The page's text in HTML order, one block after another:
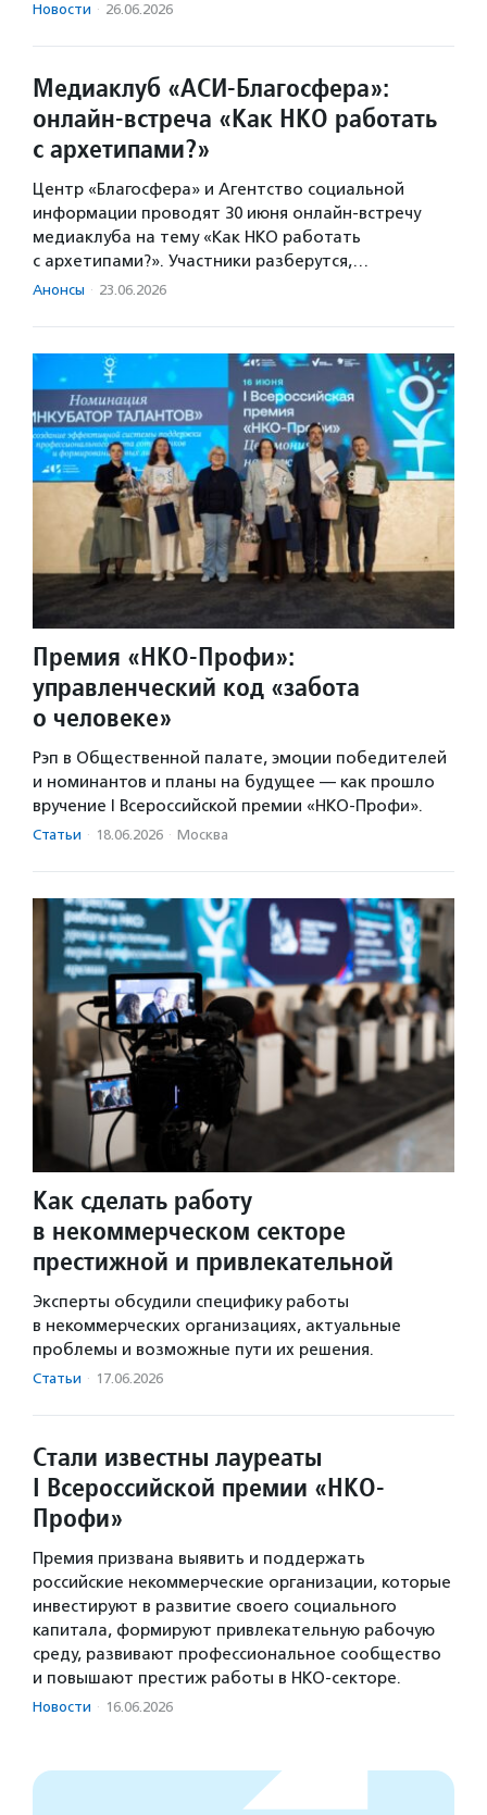
Новости · 26.06.2026
Медиаклуб «АСИ-Благосфера»:
онлайн-встреча «Как НКО работать
с архетипами?»
Центр «Благосфера» и Агентство социальной
информации проводят 30 июня онлайн-встречу
медиаклуба на тему «Как НКО работать
с архетипами?». Участники разберутся,…
Анонсы · 23.06.2026
Премия «НКО-Профи»:
управленческий код «забота
о человеке»
Рэп в Общественной палате, эмоции победителей
и номинантов и планы на будущее — как прошло
вручение I Всероссийской премии «НКО-Профи».
Статьи · 18.06.2026 · Москва
Как сделать работу
в некоммерческом секторе
престижной и привлекательной
Эксперты обсудили специфику работы
в некоммерческих организациях, актуальные
проблемы и возможные пути их решения.
Статьи · 17.06.2026
Стали известны лауреаты
I Всероссийской премии «НКО-
Профи»
Премия призвана выявить и поддержать
российские некоммерческие организации, которые
инвестируют в развитие своего социального
капитала, формируют привлекательную рабочую
среду, развивают профессиональное сообщество
и повышают престиж работы в НКО-секторе.
Новости · 16.06.2026